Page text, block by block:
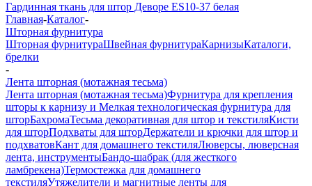
Гардинная ткань для штор Деворе ES10-37 белая
Главная-Каталог-
Шторная фурнитура
Шторная фурнитураШвейная фурнитураКарнизыКаталоги,
брелки
-
Лента шторная (мотажная тесьма)
Лента шторная (мотажная тесьма)Фурнитура для крепления
шторы к карнизу и Мелкая технологическая фурнитура для
шторБахромаТесьма декоративная для штор и текстиляКисти
для шторПодхваты для шторДержатели и крючки для штор и
подхватовКант для домашнего текстиляЛюверсы, люверсная
лента, инструментыБандо-шабрак (для жесткого
ламбрекена)Термостежка для домашнего
текстиляУтяжелители и магнитные ленты для